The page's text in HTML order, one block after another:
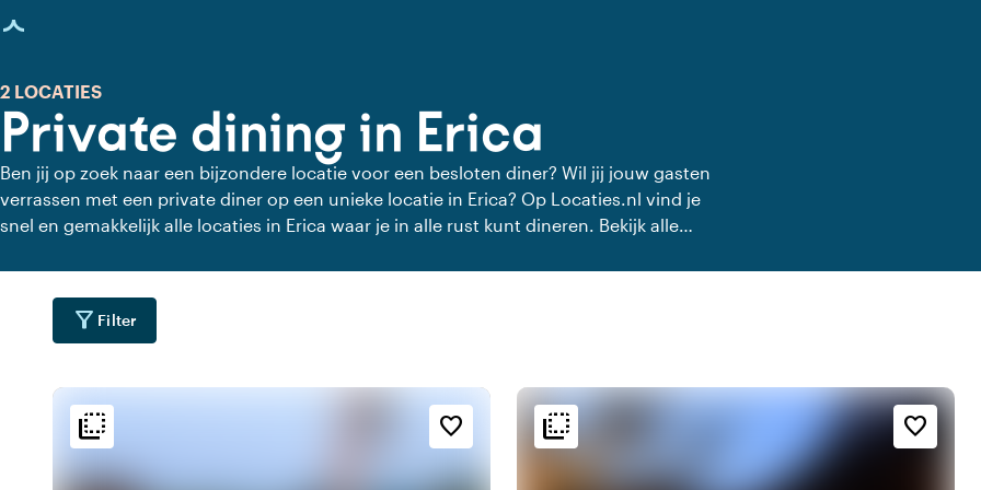
geladen
Private dining in Erica
2 LOCATIES
Ben jij op zoek naar een bijzondere locatie voor een besloten diner? Wil jij jouw gasten
verrassen met een private diner op een unieke locatie in Erica? Op Locaties.nl vind je
snel en gemakkelijk alle locaties in Erica waar je in alle rust kunt dineren. Bekijk alle
filter_alt Filter
flip_to_back favorite_border
flip_to_back Sfeer en esthetiek
palette
Vintage
flip_to_back favorite_border
flip_to_back Sfeer en esthetiek
landscape
Landelijk
Modern design
Bereikbaarheid en ligging
info
In het park